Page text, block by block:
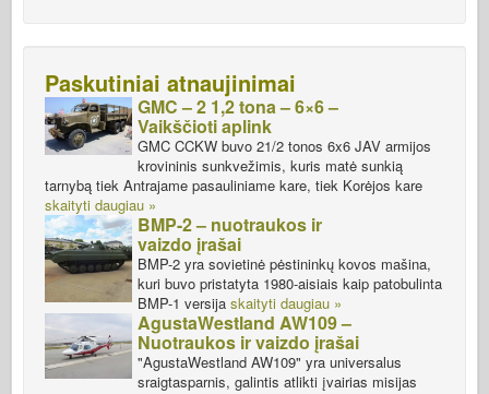
Paskutiniai atnaujinimai
GMC – 2 1,2 tona – 6×6 –
Vaikščioti aplink
GMC CCKW buvo 21/2 tonos 6x6 JAV armijos
krovininis sunkvežimis, kuris matė sunkią
tarnybą tiek Antrajame pasauliniame kare, tiek Korėjos kare
skaityti daugiau »
BMP-2 – nuotraukos ir
vaizdo įrašai
BMP-2 yra sovietinė pėstininkų kovos mašina,
kuri buvo pristatyta 1980-aisiais kaip patobulinta
BMP-1 versija skaityti daugiau »
AgustaWestland AW109 –
Nuotraukos ir vaizdo įrašai
"AgustaWestland AW109" yra universalus
sraigtasparnis, galintis atlikti įvairias misijas